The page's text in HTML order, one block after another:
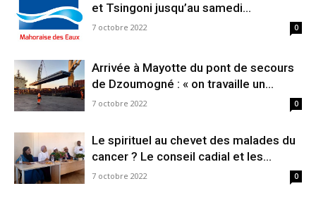
et Tsingoni jusqu’au samedi...
7 octobre 2022 0
Arrivée à Mayotte du pont de secours
de Dzoumogné : « on travaille un...
7 octobre 2022 0
Le spirituel au chevet des malades du
cancer ? Le conseil cadial et les...
7 octobre 2022 0